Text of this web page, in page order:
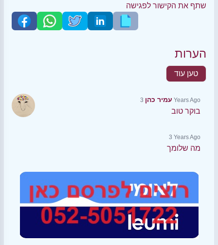
שתף את הקישור לפגישה
הערות
טען עוד
עמיר כהן 3 Years Ago
בוקר טוב
3 Years Ago
מה שלומך